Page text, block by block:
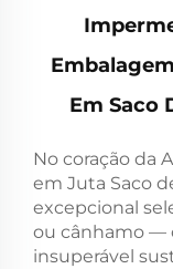
Em Saco
No coração da
em Juta Saco
excepcional
ou cânhamo —
insuperável